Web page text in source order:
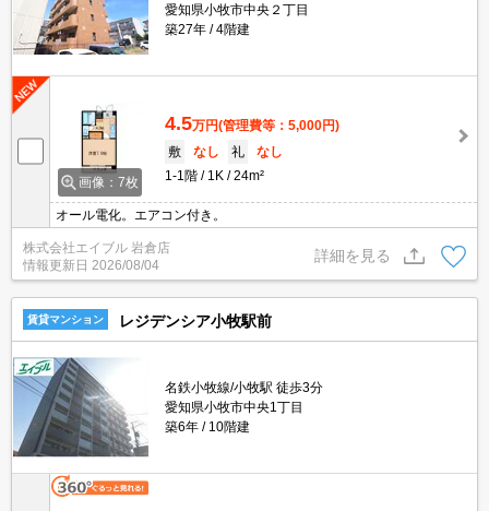
愛知県小牧市中央２丁目
築27年
4階建
画像：7枚
4.5万円(管理費等：5,000円)
敷
なし 礼
なし
1-1階
1K 24m²
オール電化。エアコン付き。
株式会社エイブル 岩倉店
情報更新日 2026/08/04
詳細を見る
賃貸マンション レジデンシア小牧駅前
名鉄小牧線/小牧駅 徒歩3分
愛知県小牧市中央1丁目
築6年
10階建